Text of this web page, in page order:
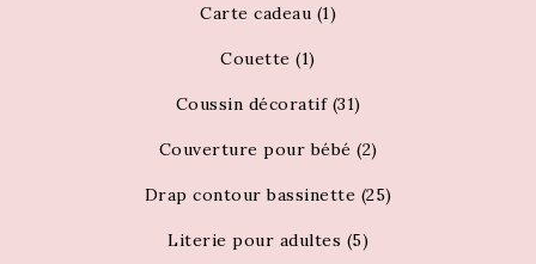
Carte cadeau (1)
Couette (1)
Coussin décoratif (31)
Couverture pour bébé (2)
Drap contour bassinette (25)
Literie pour adultes (5)